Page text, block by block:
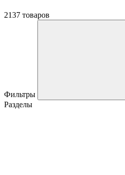
2137 товаров
Фильтры
Разделы